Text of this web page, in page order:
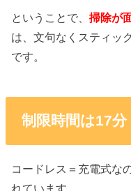
ということで、掃除が
は、文句なくスティッ
です。
制限時間は17分
コードレス＝充電式な